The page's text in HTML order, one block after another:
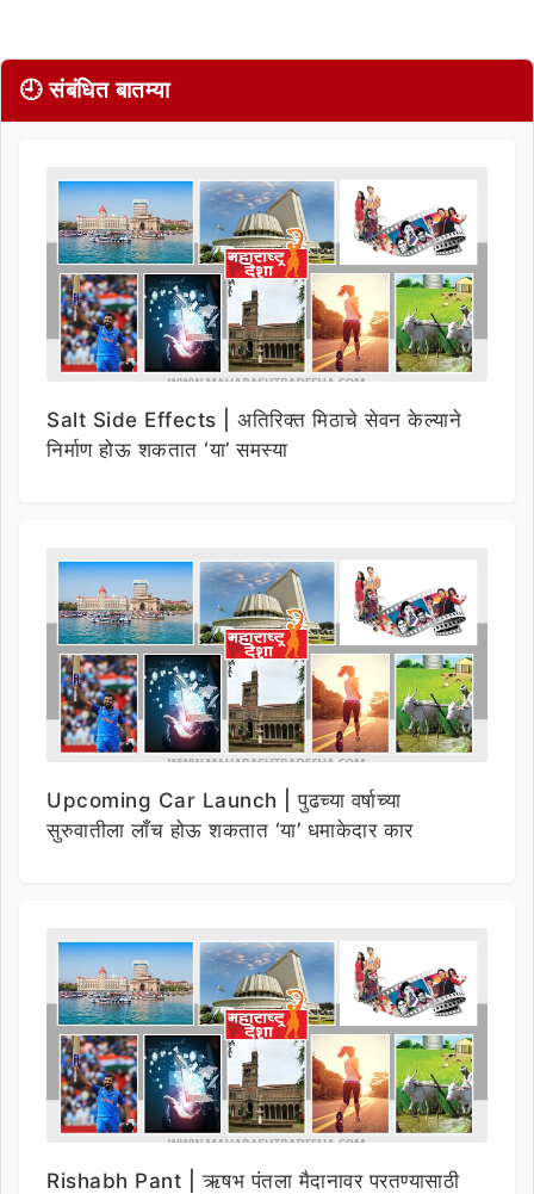
🕘 संबंधित बातम्या
Salt Side Effects | अतिरिक्त मिठाचे सेवन केल्याने
निर्माण होऊ शकतात ‘या’ समस्या
Upcoming Car Launch | पुढच्या वर्षाच्या
सुरुवातीला लाँच होऊ शकतात ‘या’ धमाकेदार कार
Rishabh Pant | ऋषभ पंतला मैदानावर परतण्यासाठी